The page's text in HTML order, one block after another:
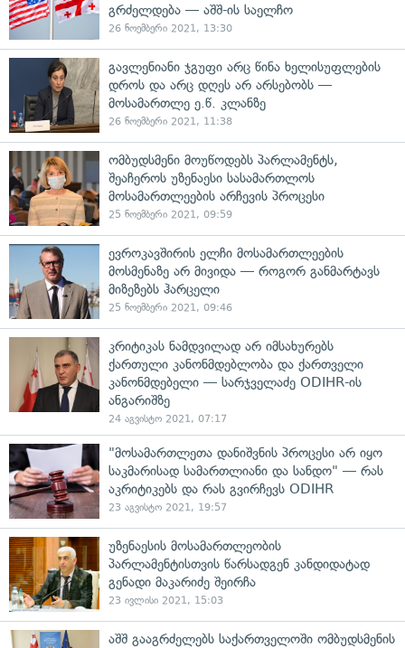
გრძელდება — აშშ-ის საელჩო
26 ნოემბერი 2021, 13:30
გავლენიანი ჯგუფი არც წინა ხელისუფლების
დროს და არც დღეს არ არსებობს —
მოსამართლე ე.წ. კლანზე
26 ნოემბერი 2021, 11:38
ომბუდსმენი მოუწოდებს პარლამენტს,
შეაჩეროს უზენაესი სასამართლოს
მოსამართლეების არჩევის პროცესი
25 ნოემბერი 2021, 09:59
ევროკავშირის ელჩი მოსამართლეების
მოსმენაზე არ მივიდა — როგორ განმარტავს
მიზეზებს ჰარცელი
25 ნოემბერი 2021, 09:46
კრიტიკას ნამდვილად არ იმსახურებს
ქართული კანონმდებლობა და ქართველი
კანონმდებელი — სარჯველაძე ODIHR-ის
ანგარიშზე
24 აგვისტო 2021, 07:17
"მოსამართლეთა დანიშვნის პროცესი არ იყო
საკმარისად სამართლიანი და სანდო" — რას
აკრიტიკებს და რას გვირჩევს ODIHR
23 აგვისტო 2021, 19:57
უზენაესის მოსამართლეობის
პარლამენტისთვის წარსადგენ კანდიდატად
გენადი მაკარიძე შეირჩა
23 ივლისი 2021, 15:03
აშშ გააგრძელებს საქართველოში ომბუდსმენის